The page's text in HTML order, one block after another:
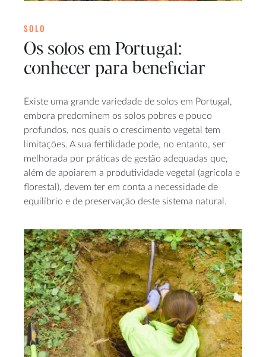
SOLO
Os solos em Portugal:
conhecer para beneficiar
Existe uma grande variedade de solos em Portugal,
embora predominem os solos pobres e pouco
profundos, nos quais o crescimento vegetal tem
limitações. A sua fertilidade pode, no entanto, ser
melhorada por práticas de gestão adequadas que,
além de apoiarem a produtividade vegetal (agrícola e
florestal), devem ter em conta a necessidade de
equilíbrio e de preservação deste sistema natural.